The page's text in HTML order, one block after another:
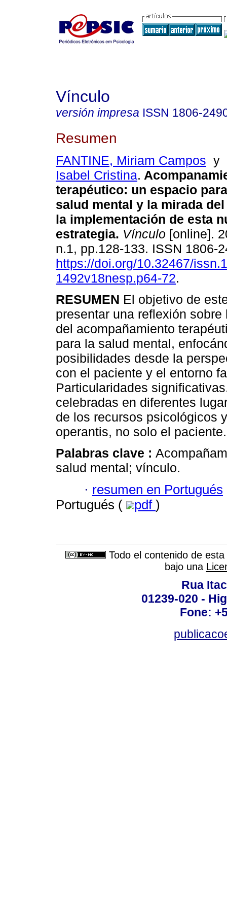
Vínculo
versión impresa ISSN 1806-
Resumen
FANTINE, Miriam Campos y
Isabel Cristina.
terapéutico: un espacio
salud mental y la mirada
la implementación de esta
estrategia. Vínculo [online].
n.1, pp.128-133. ISSN 1806-
https://doi.org/10.32467/
1492v18nesp.p64-72.
RESUMEN El objetivo de
presentar una reflexión sobre
del acompañamiento
para la salud mental,
posibilidades desde la
con el paciente y el entorno
Particularidades
celebradas en diferentes
de los recursos psicológicos
operantis, no solo el paciente.
Palabras clave :
salud mental; vínculo.
· resumen en Portugués
Portugués (
pdf )
Todo el contenido de
bajo una
Rua
01239-020 -
Fone: